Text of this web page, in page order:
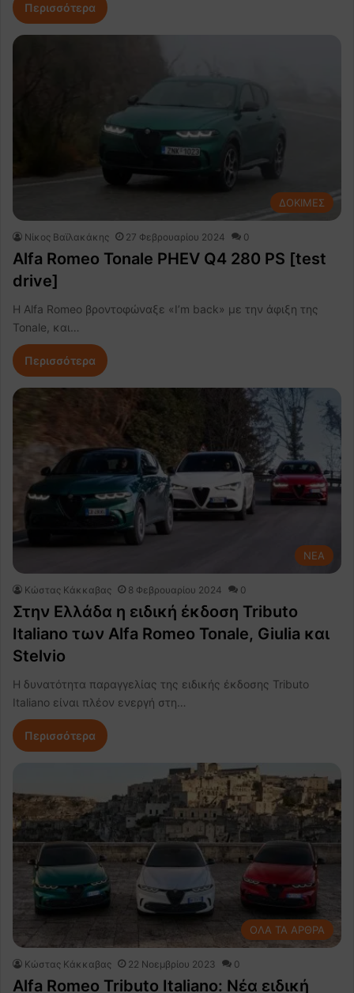
Περισσότερα
ΔΟΚΙΜΕΣ
Νίκος Βαϊλακάκης 27 Φεβρουαρίου 2024 0
Alfa Romeo Tonale PHEV Q4 280 PS [test
drive]
Η Alfa Romeo βροντοφώναξε «I’m back» με την άφιξη της
Tonale, και…
Περισσότερα
NEA
Κώστας Κάκκαβας 8 Φεβρουαρίου 2024 0
Στην Ελλάδα η ειδική έκδοση Tributo
Italiano των Alfa Romeo Tonale, Giulia και
Stelvio
Η δυνατότητα παραγγελίας της ειδικής έκδοσης Tributo
Italiano είναι πλέον ενεργή στη…
Περισσότερα
ΟΛΑ ΤΑ ΑΡΘΡΑ
Κώστας Κάκκαβας 22 Νοεμβρίου 2023 0
Alfa Romeo Tributo Italiano: Νέα ειδική